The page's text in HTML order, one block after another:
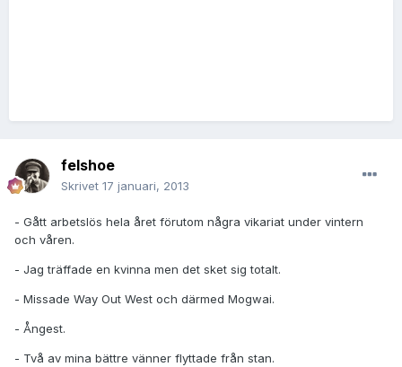
felshoe
Skrivet 17 januari, 2013
- Gått arbetslös hela året förutom några vikariat under vintern
och våren.
- Jag träffade en kvinna men det sket sig totalt.
- Missade Way Out West och därmed Mogwai.
- Ångest.
- Två av mina bättre vänner flyttade från stan.